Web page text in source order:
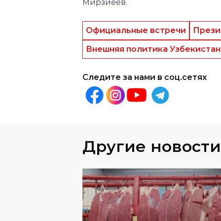
Внешняя политика
Следите за нами в соц.сетях
Другие новости